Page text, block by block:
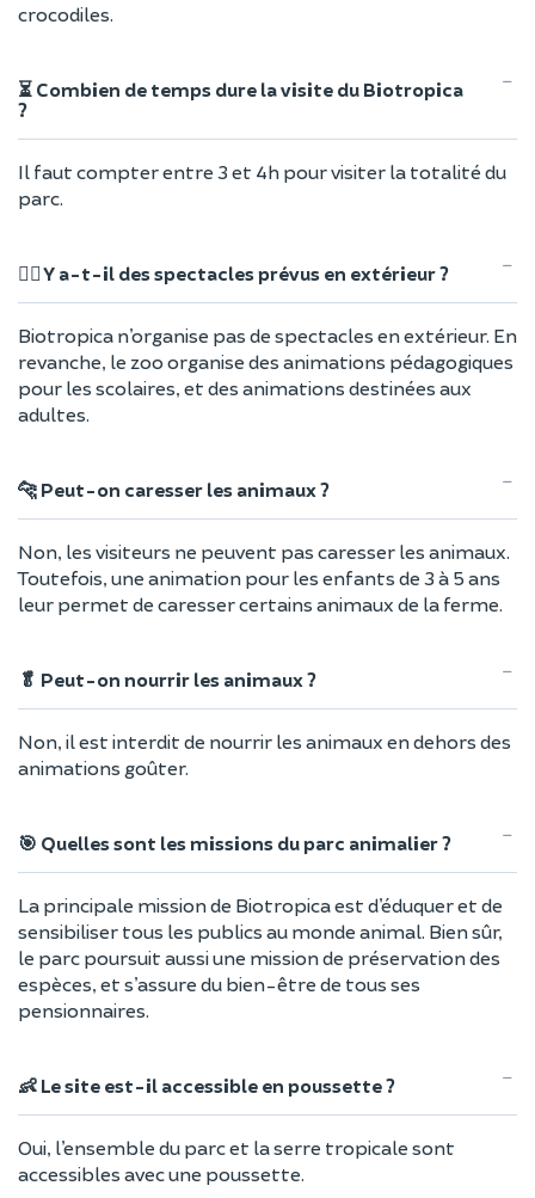
crocodiles.
⏳ Combien de temps dure la visite du Biotropica
?
Il faut compter entre 3 et 4h pour visiter la totalité du
parc.
🤹‍♀️ Y a-t-il des spectacles prévus en extérieur ?
Biotropica n’organise pas de spectacles en extérieur. En
revanche, le zoo organise des animations pédagogiques
pour les scolaires, et des animations destinées aux
adultes.
🐆 Peut-on caresser les animaux ?
Non, les visiteurs ne peuvent pas caresser les animaux.
Toutefois, une animation pour les enfants de 3 à 5 ans
leur permet de caresser certains animaux de la ferme.
🥬 Peut-on nourrir les animaux ?
Non, il est interdit de nourrir les animaux en dehors des
animations goûter.
🎯 Quelles sont les missions du parc animalier ?
La principale mission de Biotropica est d’éduquer et de
sensibiliser tous les publics au monde animal. Bien sûr,
le parc poursuit aussi une mission de préservation des
espèces, et s’assure du bien-être de tous ses
pensionnaires.
👶 Le site est-il accessible en poussette ?
Oui, l’ensemble du parc et la serre tropicale sont
accessibles avec une poussette.